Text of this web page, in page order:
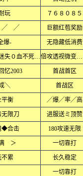
玩 ７６８０８５
╱ ╱ 巨额红苞奖励
爆- 无隐藏低消费
上线直接领满无限刀１秒９９９刀专属冰雪迷失０血不死大极品 倍攻透视微变火龙
忆2003 首战首区
╲ 首战区
衡 ╱爆╱率╱高
限刀 进服送ミ顶赞
◆合击 180攻速无限
满 ＞ 一切靠打
不累 长久稳定
一切靠打